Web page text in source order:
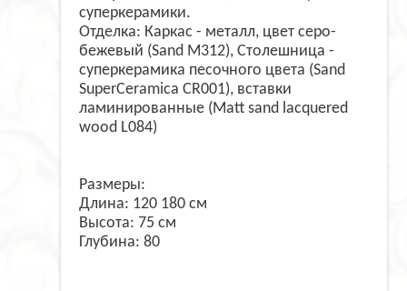
суперкерамики.
Отделка: Каркас - металл, цвет серо-
бежевый (Sand M312), Столешница -
суперкерамика песочного цвета (Sand
SuperCeramica CR001), вставки
ламинированные (Matt sand lacquered
wood L084)
Размеры:
Длина: 120 180 см
Высота: 75 см
Глубина: 80